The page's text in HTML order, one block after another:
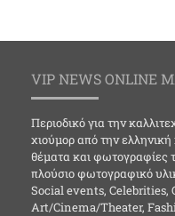
VIP NEWS ONLINE
Περιοδικό για την
χιούμορ από την
θέματα και φωτογραφίες
πλούσιο φωτογραφικό
Social events, Celebrities,
Art/Cinema/Theater,